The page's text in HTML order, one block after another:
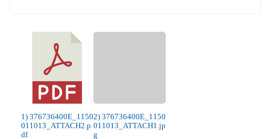
1) 376736400E_1150
011013_ATTACH2.p
df
2) 376736400E_1150
011013_ATTACH1.jp
g